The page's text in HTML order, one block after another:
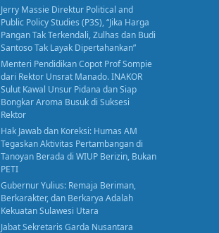
Jerry Massie Direktur Political and
Public Policy Studies (P3S), “Jika Harga
Pangan Tak Terkendali, Zulhas dan Budi
Santoso Tak Layak Dipertahankan”
Menteri Pendidikan Copot Prof Sompie
dari Rektor Unsrat Manado. INAKOR
Sulut Kawal Unsur Pidana dan Siap
Bongkar Aroma Busuk di Suksesi
Rektor
Hak Jawab dan Koreksi: Humas AM
Tegaskan Aktivitas Pertambangan di
Tanoyan Berada di WIUP Berizin, Bukan
PETI
Gubernur Yulius: Remaja Beriman,
Berkarakter, dan Berkarya Adalah
Kekuatan Sulawesi Utara
Jabat Sekretaris Garda Nusantara